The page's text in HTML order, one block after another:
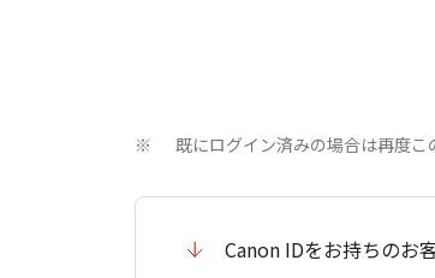
※ 既にログイン済みの場合は再度こ
Canon IDをお持ちのお